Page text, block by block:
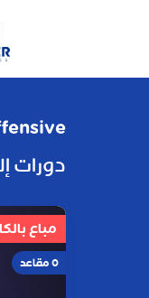
دورات
مباع
0 مقاعد